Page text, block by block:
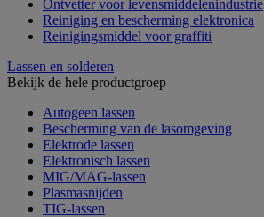
Ontvetter voor levensmiddelenindustrie
Reiniging en bescherming elektronica
Reinigingsmiddel voor graffiti
Lassen en solderen
Bekijk de hele productgroep
Autogeen lassen
Bescherming van de lasomgeving
Elektrode lassen
Elektronisch lassen
MIG/MAG-lassen
Plasmasnijden
TIG-lassen